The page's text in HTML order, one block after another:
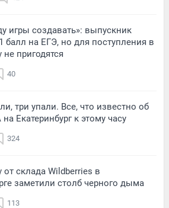
игры создавать»: выпускник
балл на ЕГЭ, но для поступления в
пригодятся
40
три упали. Все, что известно об
Екатеринбург к этому часу
324
от склада Wildberries в
заметили столб черного дыма
113